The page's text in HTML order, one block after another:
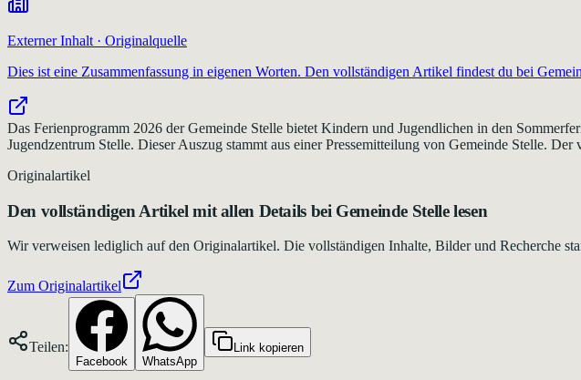
Externer Inhalt · Originalquelle
Dies ist eine Zusammenfassung in eigenen Worten. Den vollständigen Artikel findest du bei
Das Ferienprogramm 2026 der Gemeinde Stelle bietet Kindern und Jugendlichen in den
Jugendzentrum Stelle. Dieser Auszug stammt aus einer Pressemitteilung von Gemeinde Stelle.
Originalartikel
Den vollständigen Artikel mit allen Details bei Gemeinde Stellelesen
Wir verweisen lediglich auf den Originalartikel. Die vollständigen Inhalte, Bilder und Recherche
Zum Originalartikel
Teilen:
Facebook WhatsApp
Link kopieren